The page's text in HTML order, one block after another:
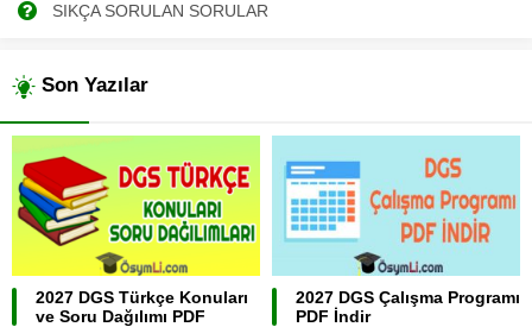
SIKÇA SORULAN SORULAR
Son Yazılar
2027 DGS Türkçe Konuları
ve Soru Dağılımı PDF
2027 DGS Çalışma Programı
PDF İndir